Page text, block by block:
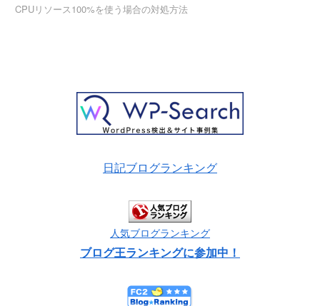
CPUリソース100%を使う場合の対処方法
日記ブログランキング
人気ブログランキング
ブログ王ランキングに参加中！